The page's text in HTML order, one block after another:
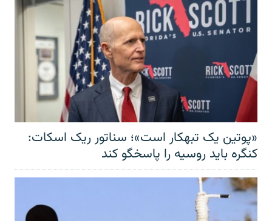
«پوتین یک تبهکار است»؛ سناتور ریک اسکات:
کنگره باید روسیه را پاسخگو کند